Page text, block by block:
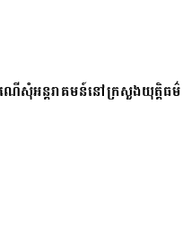
សុំអន្តរាគមន៍នៅក្រសួងយុត្តិធម៌